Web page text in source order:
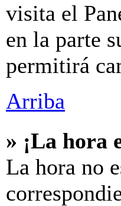
visita el
en la parte
permitirá
Arriba
» ¡La hora
La hora no